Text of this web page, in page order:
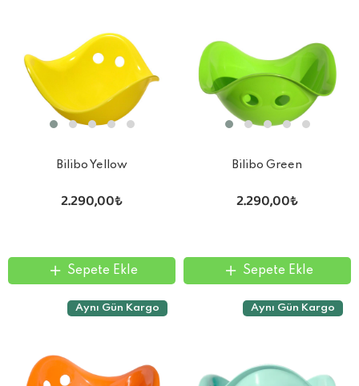
Bilibo Yellow
2.290,00₺
Sepete Ekle
Bilibo Green
2.290,00₺
Sepete Ekle
Aynı Gün Kargo Aynı Gün Kargo